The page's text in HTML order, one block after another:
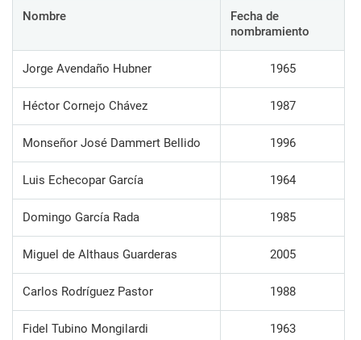
Nombre
Fecha de
nombramiento
Jorge Avendaño Hubner 1965
Héctor Cornejo Chávez 1987
Monseñor José Dammert Bellido 1996
Luis Echecopar García 1964
Domingo García Rada 1985
Miguel de Althaus Guarderas 2005
Carlos Rodríguez Pastor 1988
Fidel Tubino Mongilardi 1963